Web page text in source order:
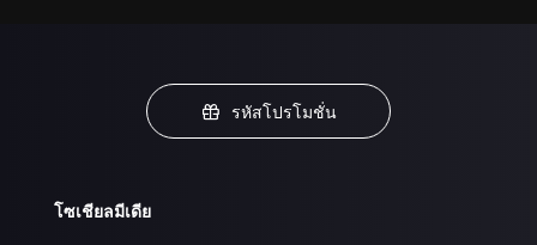
รหัสโปรโมชั่น
โซเชียลมีเดีย